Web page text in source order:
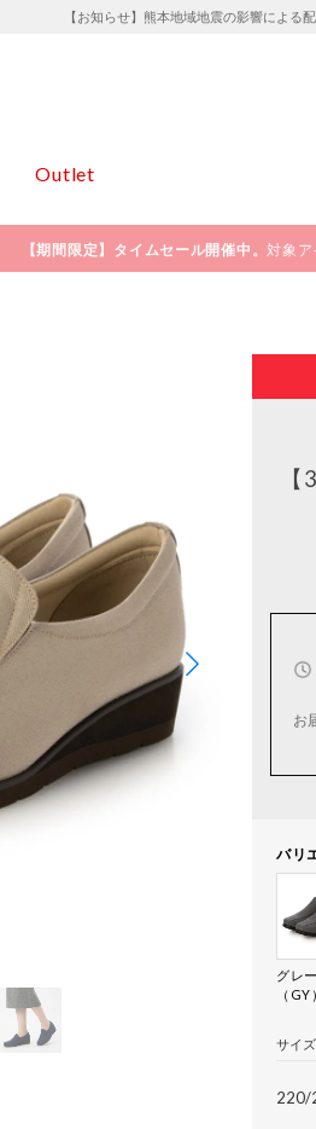
【お知らせ】熊本地域地震の影響による
Outlet
【期間限定】タイムセール開催中。対象ア
お
バリ
グレー
（GY
サイズ
220/